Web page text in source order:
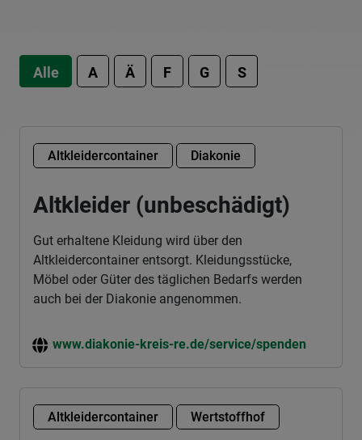
Alle A Ä F G S
Altkleidercontainer Diakonie
Altkleider (unbeschädigt)
Gut erhaltene Kleidung wird über den
Altkleidercontainer entsorgt. Kleidungsstücke,
Möbel oder Güter des täglichen Bedarfs werden
auch bei der Diakonie angenommen.
www.diakonie-kreis-re.de/service/spenden
Altkleidercontainer Wertstoffhof